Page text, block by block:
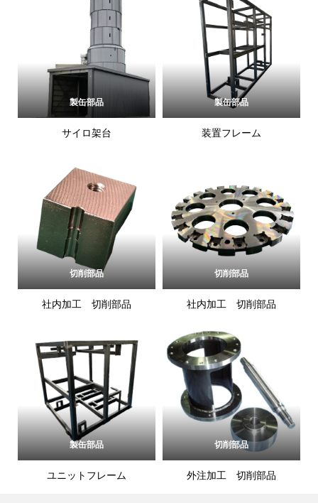
製缶部品
サイロ架台
製缶部品
装置フレーム
切削部品
社内加工 切削部品
切削部品
社内加工 切削部品
製缶部品
ユニットフレーム
切削部品
外注加工 切削部品